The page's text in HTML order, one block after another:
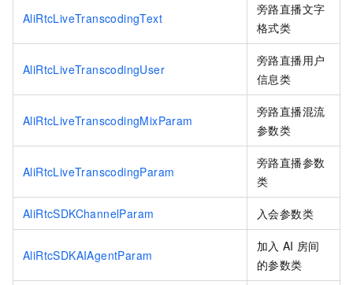
AliRtcLiveTranscodingText
旁路直播文字
格式类
AliRtcLiveTranscodingUser
旁路直播用户
信息类
AliRtcLiveTranscodingMixParam
旁路直播混流
参数类
AliRtcLiveTranscodingParam
旁路直播参数
类
AliRtcSDKChannelParam 入会参数类
AliRtcSDKAIAgentParam
加入 AI 房间
的参数类